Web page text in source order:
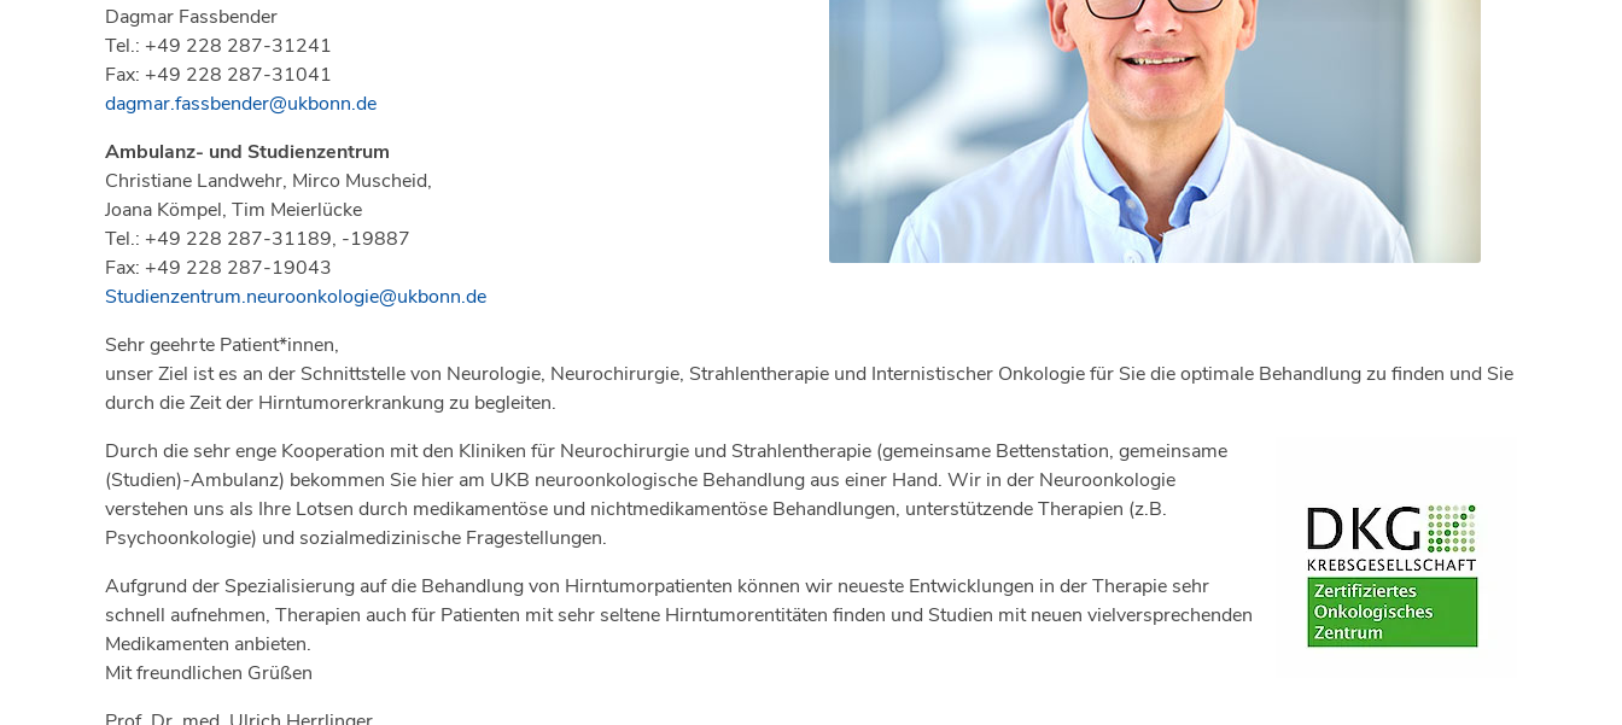
Dagmar Fassbender
Tel.: +49 228 287-31241
Fax: +49 228 287-31041
dagmar.fassbender@ukbonn.de
Ambulanz- und Studienzentrum
Christiane Landwehr, Mirco Muscheid,
Joana Kömpel, Tim Meierlücke
Tel.: +49 228 287-31189, -19887
Fax: +49 228 287-19043
Studienzentrum.neuroonkologie@ukbonn.de
Sehr geehrte Patient*innen,
unser Ziel ist es an der Schnittstelle von Neurologie, Neurochirurgie, Strahlentherapie und Internistischer Onkologie für Sie die optimale Behandlung zu finden und Sie
durch die Zeit der Hirntumorerkrankung zu begleiten.
Durch die sehr enge Kooperation mit den Kliniken für Neurochirurgie und Strahlentherapie (gemeinsame Bettenstation, gemeinsame
(Studien)-Ambulanz) bekommen Sie hier am UKB neuroonkologische Behandlung aus einer Hand. Wir in der Neuroonkologie
verstehen uns als Ihre Lotsen durch medikamentöse und nichtmedikamentöse Behandlungen, unterstützende Therapien (z.B.
Psychoonkologie) und sozialmedizinische Fragestellungen.
Aufgrund der Spezialisierung auf die Behandlung von Hirntumorpatienten können wir neueste Entwicklungen in der Therapie sehr
schnell aufnehmen, Therapien auch für Patienten mit sehr seltene Hirntumorentitäten finden und Studien mit neuen vielversprechenden
Medikamenten anbieten.
Mit freundlichen Grüßen